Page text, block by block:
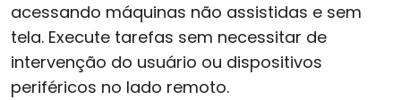
acessando máquinas não assistidas e sem
tela. Execute tarefas sem necessitar de
intervenção do usuário ou dispositivos
periféricos no lado remoto.